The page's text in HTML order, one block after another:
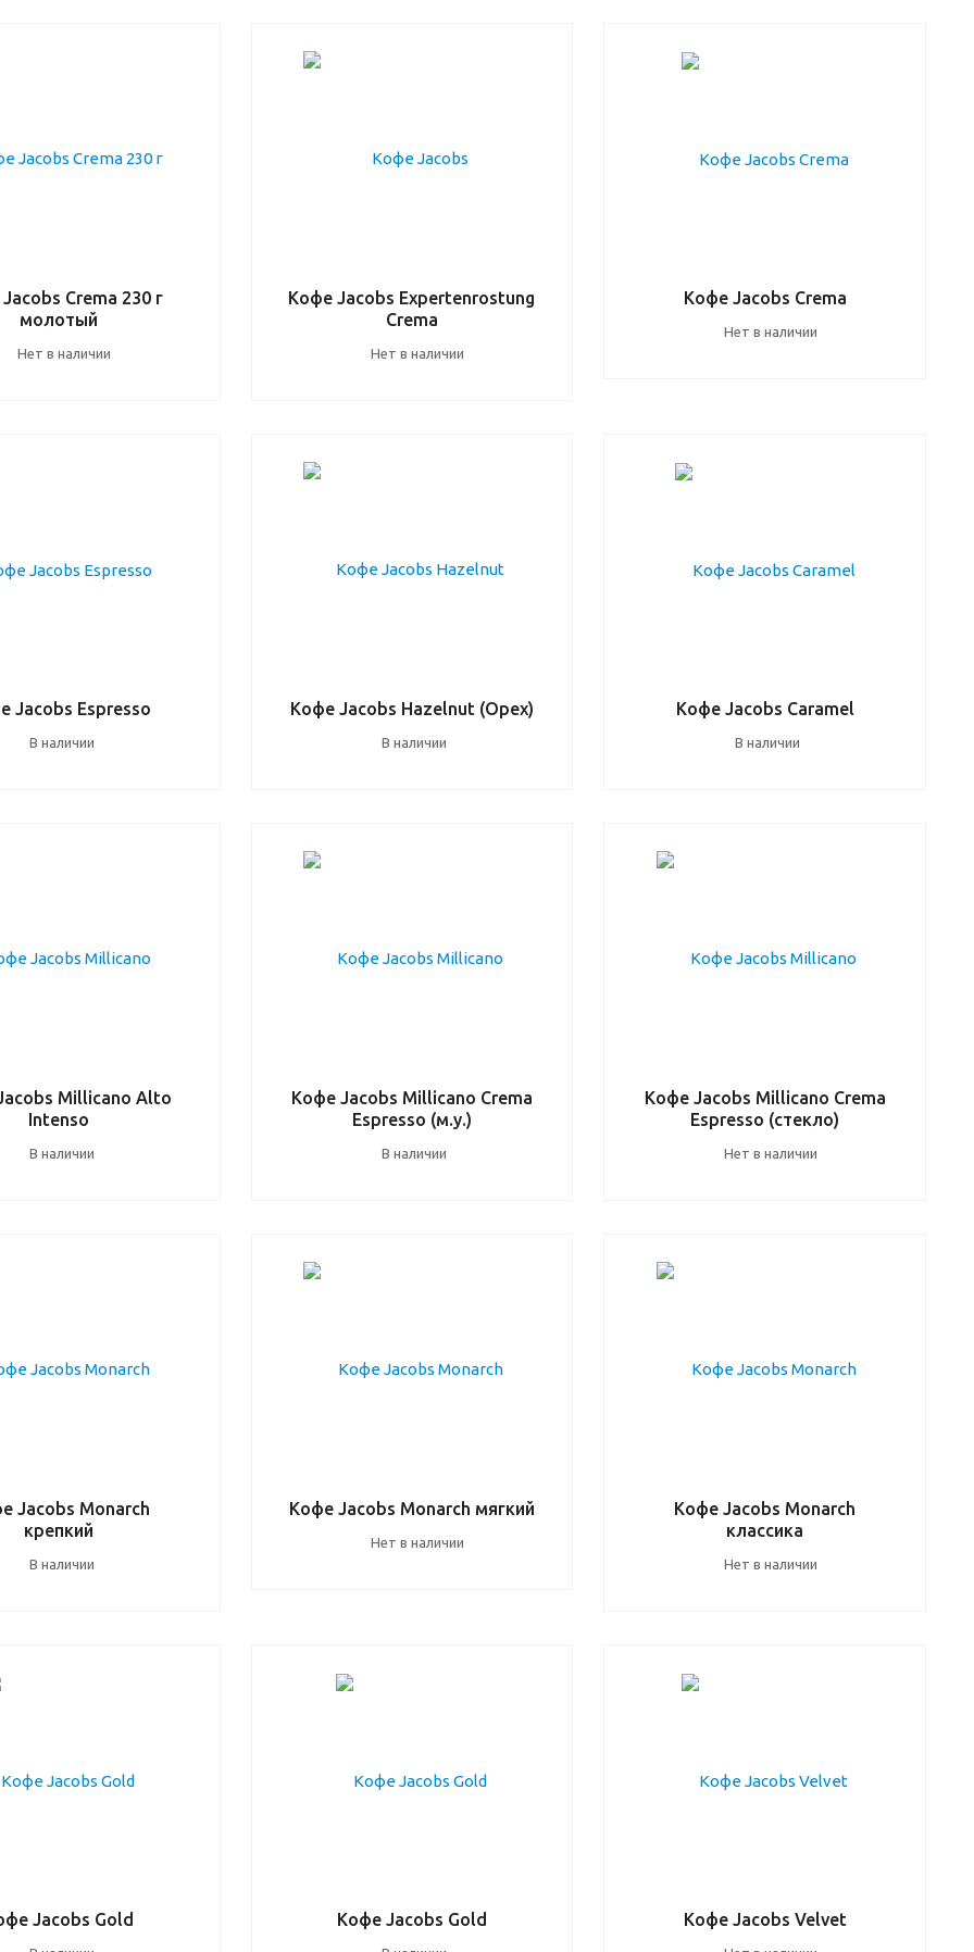
Crema 230 г
молотый
Нет в наличии
Кофе Jacobs Expertenrostung
Crema
Нет в наличии
Кофе Jacobs Crema
Нет в наличии
Jacobs Espresso
В наличии
Кофе Jacobs Hazelnut (Орех)
В наличии
Кофе Jacobs Caramel
В наличии
Millicano Alto
Intenso
В наличии
Кофе Jacobs Millicano Crema
Espresso (м.у.)
В наличии
Кофе Jacobs Millicano Crema
Espresso (стекло)
Нет в наличии
Jacobs Monarch
крепкий
В наличии
Кофе Jacobs Monarch мягкий
Нет в наличии
Кофе Jacobs Monarch
классика
Нет в наличии
Jacobs Gold Кофе Jacobs Gold Кофе Jacobs Velvet